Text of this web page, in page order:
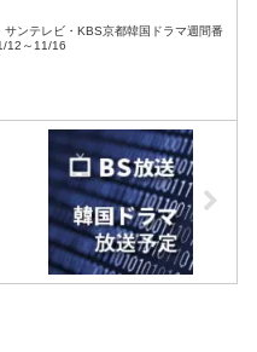
サンテレビ・KBS京都韓国ドラマ週間番
12～11/16